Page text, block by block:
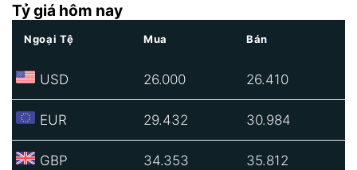
Tỷ giá hôm nay
Ngoại Tệ Mua Bán
USD 26.000 26.410
EUR 29.432 30.984
GBP 34.353 35.812